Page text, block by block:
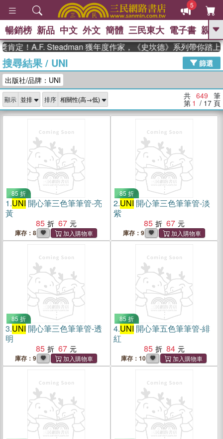
5
GO
高希均教授回憶錄
、 The Odyssey 、 父親節 、 如果歷
獎 臺灣漫遊錄 、 方念華 、 台灣的李
登輝時代
數學女孩：黎曼猜想 、
偉大的迷走神經
暢銷榜 新品 中文 外文 簡體 三民東大 電子書 親子
！A.F. Steadman 獲年度作家，《史坎德》系列帶你踏上熱血
搜尋結果/ UNI
篩選
出版社/品牌：UNI
顯示 排序 共 649 筆
第 1 / 17 頁
85 折
1.UNI 開心筆三色筆筆管-亮
黃
85
67
庫存：8
85 折
2.UNI 開心筆三色筆筆管-淡
紫
85
67
庫存：9
85 折
3.UNI 開心筆三色筆筆管-透
明
85
67
庫存：9
85 折
4.UNI 開心筆五色筆筆管-緋
紅
85
84
庫存：10